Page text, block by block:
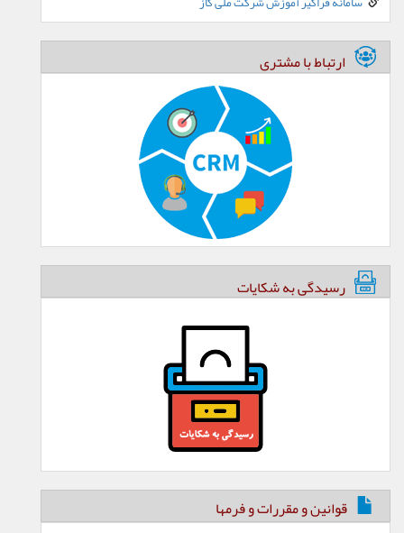
ارتباط با مشتری
رسیدگی به شکایات
قوانین و مقررات و فرمها